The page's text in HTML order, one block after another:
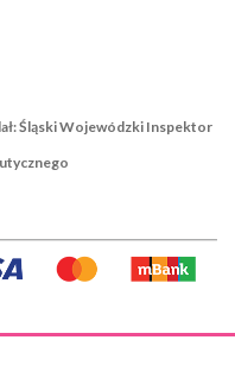
Śląski Wojewódzki Inspektor